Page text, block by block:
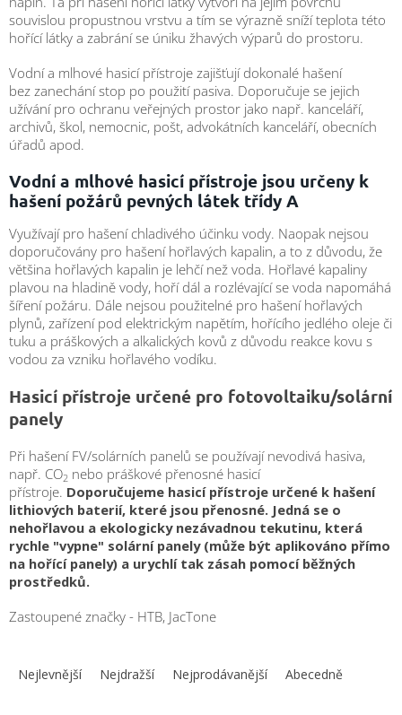
souvislou propustnou vrstvu a tím se výrazně sníží teplota této
hořící látky a zabrání se úniku žhavých výparů do prostoru.
Vodní a mlhové hasicí přístroje zajišťují dokonalé hašení
bez zanechání stop po použití pasiva. Doporučuje se jejich
užívání pro ochranu veřejných prostor jako např. kanceláří,
archivů, škol, nemocnic, pošt, advokátních kanceláří, obecních
úřadů apod.
Vodní a mlhové hasicí přístroje jsou určeny k
hašení požárů pevných látek třídy A
Využívají pro hašení chladivého účinku vody. Naopak nejsou
doporučovány pro hašení hořlavých kapalin, a to z důvodu, že
většina hořlavých kapalin je lehčí než voda. Hořlavé kapaliny
plavou na hladině vody, hoří dál a rozlévající se voda napomáhá
šíření požáru. Dále nejsou použitelné pro hašení hořlavých
plynů, zařízení pod elektrickým napětím, hořícího jedlého oleje či
tuku a práškových a alkalických kovů z důvodu reakce kovu s
vodou za vzniku hořlavého vodíku.
Hasicí přístroje určené pro fotovoltaiku/solární
panely
Při hašení FV/solárních panelů se používají nevodivá hasiva,
např. CO2 nebo práškové přenosné hasicí
přístroje. Doporučujeme hasicí přístroje určené k hašení
lithiových baterií, které jsou přenosné. Jedná se o
nehořlavou a ekologicky nezávadnou tekutinu, která
rychle "vypne" solární panely (může být aplikováno přímo
na hořící panely) a urychlí tak zásah pomocí běžných
prostředků.
Zastoupené značky - HTB, JacTone
Nejlevnější Nejdražší Nejprodávanější Abecedně